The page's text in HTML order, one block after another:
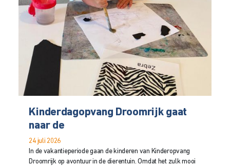
Kinderdagopvang Droomrijk gaat
naar de
24 juli 2026
In de vakantieperiode gaan de kinderen van Kinderopvang
Droomrijk op avontuur in de dierentuin. Omdat het zulk mooi